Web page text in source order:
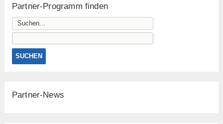
Partner-Programm finden
Partner-News